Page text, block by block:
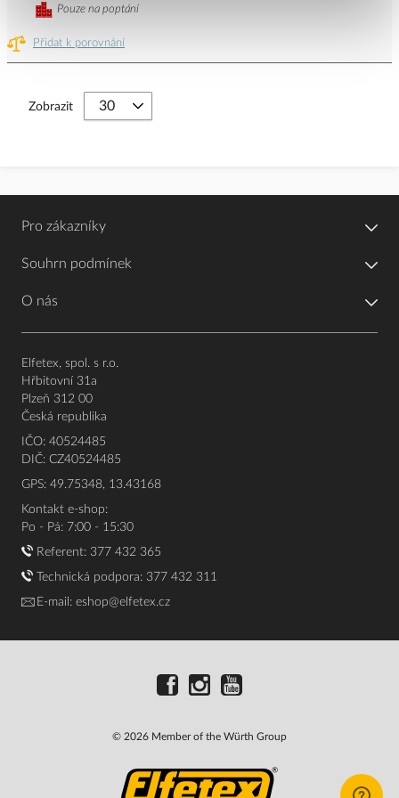
Přidat k porovnání
Pouze na poptání
Zobrazit
Pro zákazníky
Souhrn podmínek
O nás
Elfetex, spol. s r.o.
Hřbitovní 31a
Plzeň 312 00
Česká republika
IČO: 40524485
DIČ: CZ40524485
GPS: 49.75348, 13.43168
Kontakt e-shop:
Po - Pá: 7:00 - 15:30
Referent: 377 432 365
Technická podpora: 377 432 311
E-mail: eshop@elfetex.cz
© 2026 Member of the Würth Group